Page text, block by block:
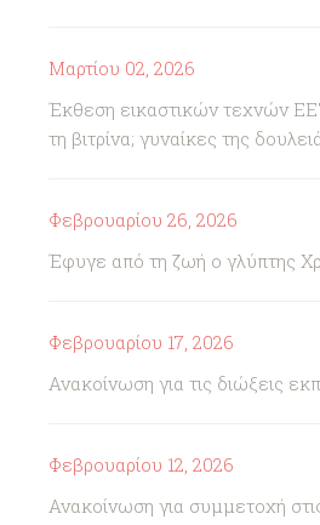
Μαρτίου 02, 2026
Έκθεση εικαστικών τεχνών
τη βιτρίνα; γυναίκες της
Φεβρουαρίου 26, 2026
Έφυγε από τη ζωή ο γλύπτης
Φεβρουαρίου 17, 2026
Ανακοίνωση για τις διώξεις
Φεβρουαρίου 12, 2026
Ανακοίνωση για συμμετοχή